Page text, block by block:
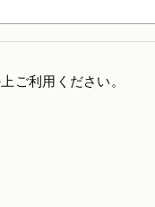
ご利用ください。